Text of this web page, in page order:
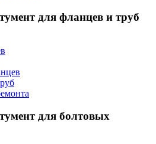
для фланцев и труб
для болтовых